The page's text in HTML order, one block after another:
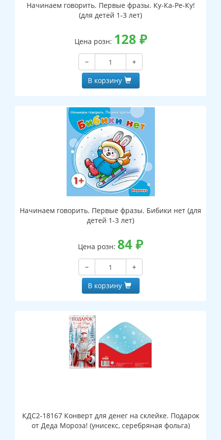
Начинаем говорить. Первые фразы. Ку-Ка-Ре-Ку!
(для детей 1-3 лет)
Цена розн: 128 ₽
−
+
В корзину
Начинаем говорить. Первые фразы. Бибики нет (для
детей 1-3 лет)
Цена розн: 84₽
−
+
В корзину
КДС2-18167 Конверт для денег на склейке. Подарок
от Деда Мороза! (унисекс, серебряная фольга)